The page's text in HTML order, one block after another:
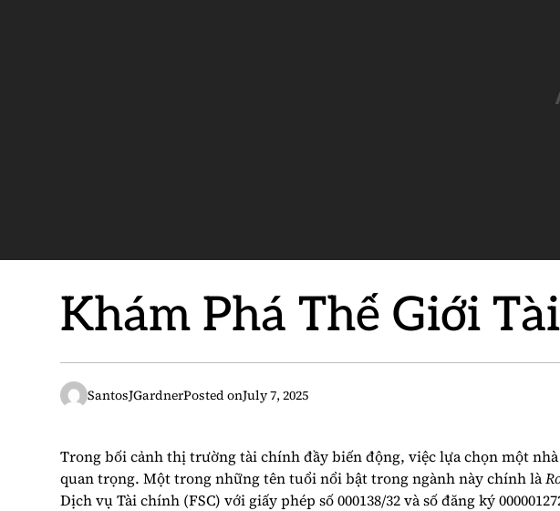
Khám Phá Thế Giới
SantosJGardnerPosted onJuly 7, 2025
Trong bối cảnh thị trường tài chính đầy biến động, việc lựa chọn một
quan trọng. Một trong những tên tuổi nổi bật trong ngành này chính là
Dịch vụ Tài chính (FSC) với giấy phép số 000138/32 và số đăng ký